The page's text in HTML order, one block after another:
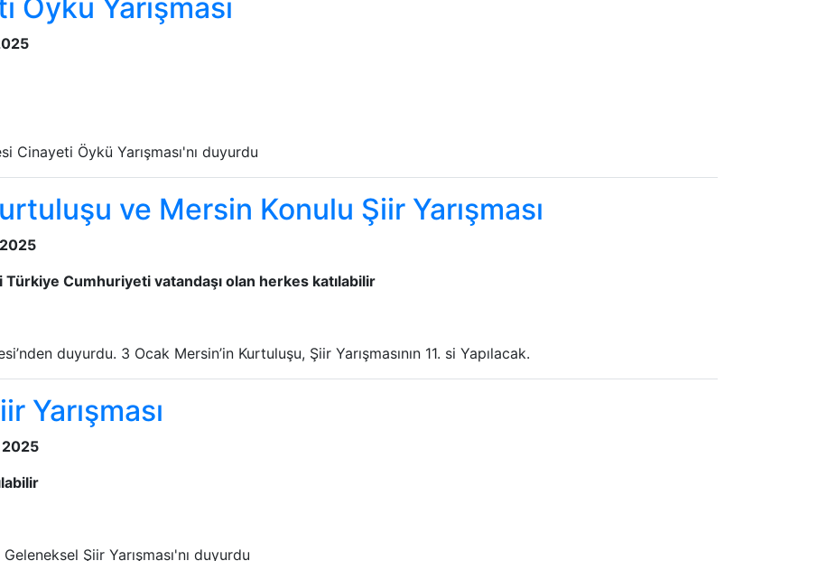
Öykü Yarışması
Cinayeti Öykü Yarışması'nı duyurdu
ve Mersin Konulu Şiir Yarışması
Türkiye Cumhuriyeti vatandaşı olan herkes katılabilir
duyurdu. 3 Ocak Mersin’in Kurtuluşu, Şiir Yarışmasının 11. si Yapılacak.
Yarışması
2025
Şiir Yarışması'nı duyurdu